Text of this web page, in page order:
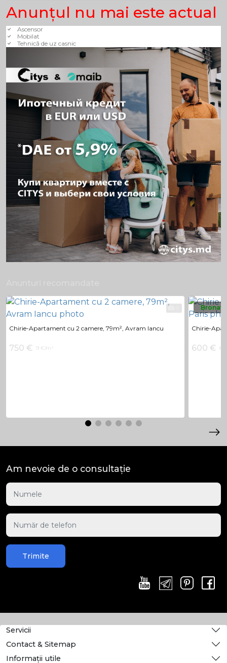
Anunţul nu mai este actual
Ascensor
Mobilat
Tehnică de uz casnic
Chirie-Apartament cu 2 camere, 79m², Avram Iancu
750 € 9 €/m²
Bronat
Chirie-
600 € 8
Am nevoie de o consultație
Trimite
Servicii
Contact & Sitemap
Informații utile